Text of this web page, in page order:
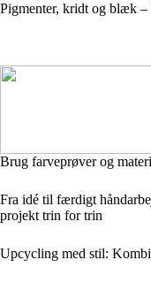
Pigmenter, kridt og blæk –
Brug farveprøver og
Fra idé til færdigt
projekt trin for trin
Upcycling med stil: